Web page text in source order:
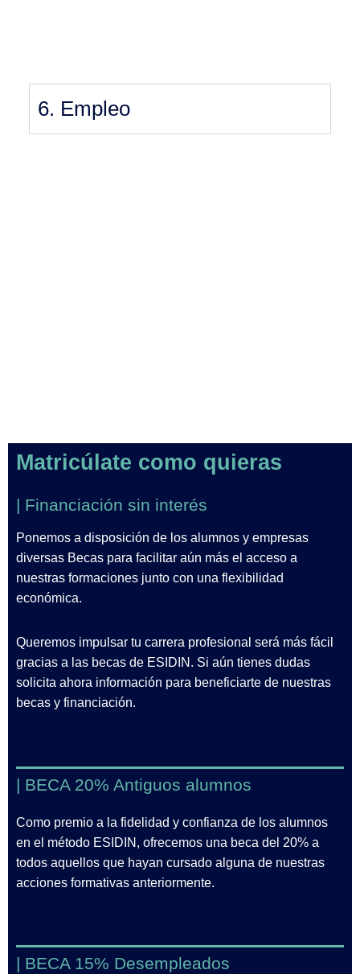
6. Empleo
Matricúlate como quieras
| Financiación sin interés
Ponemos a disposición de los alumnos y empresas
diversas Becas para facilitar aún más el acceso a
nuestras formaciones junto con una flexibilidad
económica.
Queremos impulsar tu carrera profesional será más fácil
gracias a las becas de ESIDIN. Si aún tienes dudas
solicita ahora información para beneficiarte de nuestras
becas y financiación.
| BECA 20% Antiguos alumnos
Como premio a la fidelidad y confianza de los alumnos
en el método ESIDIN, ofrecemos una beca del 20% a
todos aquellos que hayan cursado alguna de nuestras
acciones formativas anteriormente.
| BECA 15% Desempleados